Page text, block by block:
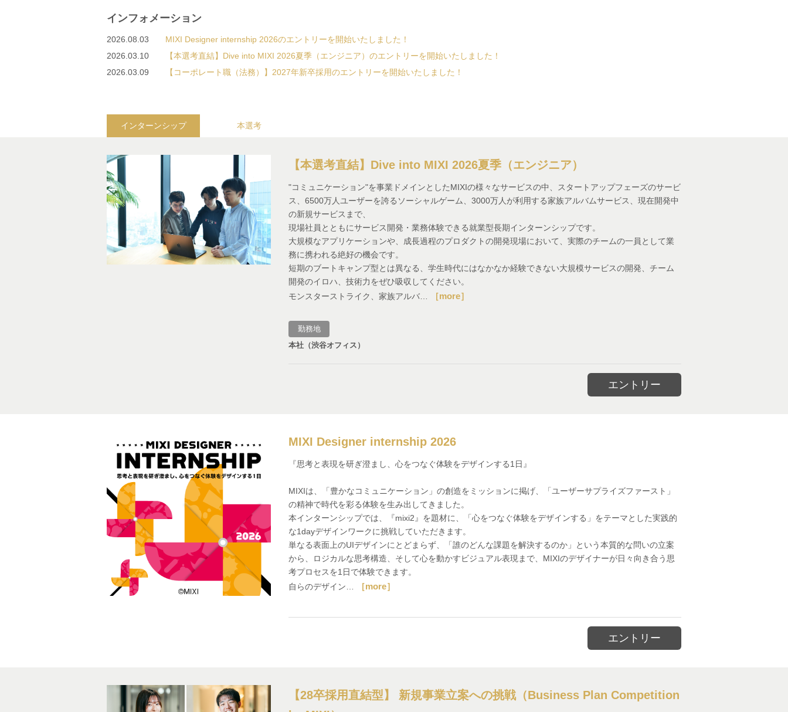
インフォメーション
2026.08.03
MIXI Designer internship 2026のエントリーを開始いたしました！
2026.03.10
【本選考直結】Dive into MIXI 2026夏季（エンジニア）のエントリーを開始いたしました！
2026.03.09
【コーポレート職（法務）】2027年新卒採用のエントリーを開始いたしました！
インターンシップ 本選考
【本選考直結】Dive into MIXI 2026夏季（エンジニア）
"コミュニケーション"を事業ドメインとしたMIXIの様々なサービスの中、スタートアップフェーズのサービ
ス、6500万人ユーザーを誇るソーシャルゲーム、3000万人が利用する家族アルバムサービス、現在開発中
の新規サービスまで、
現場社員とともにサービス開発・業務体験できる就業型長期インターンシップです。
大規模なアプリケーションや、成長過程のプロダクトの開発現場において、実際のチームの一員として業
務に携われる絶好の機会です。
短期のブートキャンプ型とは異なる、学生時代にはなかなか経験できない大規模サービスの開発、チーム
開発のイロハ、技術力をぜひ吸収してください。
モンスターストライク、家族アルバ…
［more］
勤務地
本社（渋谷オフィス）
エントリー
MIXI Designer internship 2026
『思考と表現を研ぎ澄まし、心をつなぐ体験をデザインする1日』
MIXIは、「豊かなコミュニケーション」の創造をミッションに掲げ、「ユーザーサプライズファースト」
の精神で時代を彩る体験を生み出してきました。
本インターンシップでは、『mixi2』を題材に、「心をつなぐ体験をデザインする」をテーマとした実践的
な1dayデザインワークに挑戦していただきます。
単なる表面上のUIデザインにとどまらず、「誰のどんな課題を解決するのか」という本質的な問いの立案
から、ロジカルな思考構造、そして心を動かすビジュアル表現まで、MIXIのデザイナーが日々向き合う思
考プロセスを1日で体験できます。
自らのデザイン…
［more］
エントリー
【28卒採用直結型】 新規事業立案への挑戦（Business Plan Competition